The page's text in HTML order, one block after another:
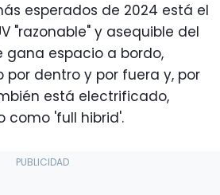
esperados de 2024 está el
"razonable" y asequible del
gana espacio a bordo,
por dentro y por fuera y, por
está electrificado,
como 'full hibrid'.